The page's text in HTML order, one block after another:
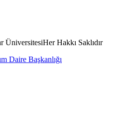
ÜniversitesiHer Hakkı Saklıdır
Daire Başkanlığı